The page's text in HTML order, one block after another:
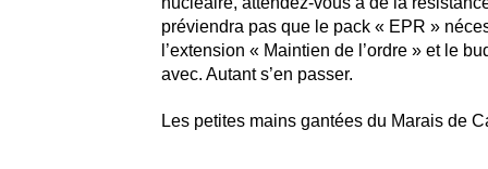
préviendra pas que le pack « EPR »
l’extension « Maintien de l’ordre » et le
avec. Autant s’en passer.
Les petites mains gantées du Marais de